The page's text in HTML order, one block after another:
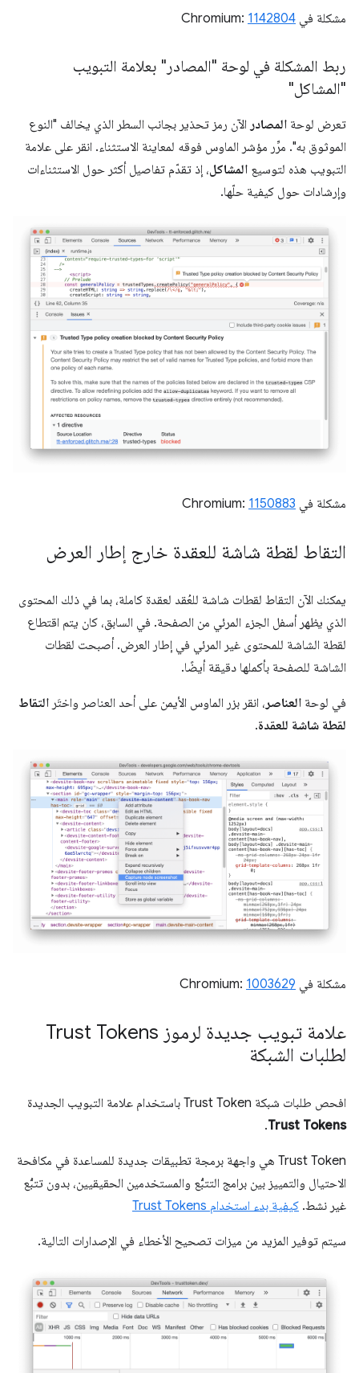
مشكلة في Chromium: 1142804
ربط المشكلة في لوحة "المصادر" بعلامة التبويب
"المشاكل"
تعرض لوحة المصادر الآن رمز تحذير بجانب السطر الذي يخالف "النوع
الموثوق به". مرِّر مؤشر الماوس فوقه لمعاينة الاستثناء. انقر على علامة
التبويب هذه لتوسيع المشاكل، إذ تقدّم تفاصيل أكثر حول الاستثناءات
وإرشادات حول كيفية حلّها.
مشكلة في Chromium: 1150883
التقاط لقطة شاشة للعقدة خارج إطار العرض
يمكنك الآن التقاط لقطات شاشة للعُقد لعقدة كاملة، بما في ذلك المحتوى
الذي يظهر أسفل الجزء المرئي من الصفحة. في السابق، كان يتم اقتطاع
لقطة الشاشة للمحتوى غير المرئي في إطار العرض. أصبحت لقطات
الشاشة للصفحة بأكملها دقيقة أيضًا.
في لوحة العناصر ، انقر بزر الماوس الأيمن على أحد العناصر واختَر التقاط
لقطة شاشة للعقدة.
مشكلة في Chromium: 1003629
علامة تبويب جديدة لرموز Trust Tokens
لطلبات الشبكة
افحص طلبات شبكة Trust Token باستخدام علامة التبويب الجديدة
Trust Tokens
.
‫Trust Token هي واجهة برمجة تطبيقات جديدة للمساعدة في مكافحة
الاحتيال والتمييز بين برامج التتبُّع والمستخدمين الحقيقيين، بدون تتبُّع
غير نشط. كيفية بدء استخدام Trust Tokens
سيتم توفير المزيد من ميزات تصحيح الأخطاء في الإصدارات التالية.